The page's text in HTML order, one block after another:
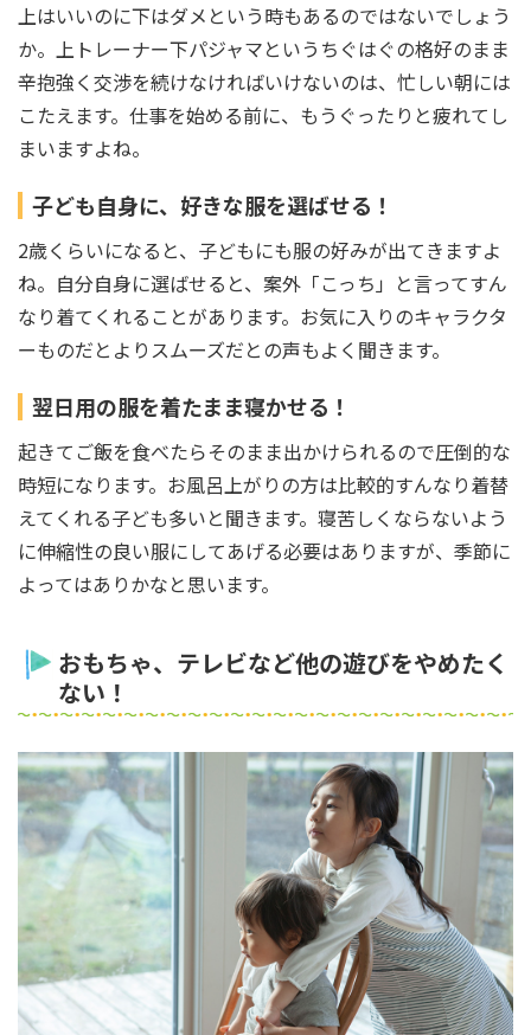
上はいいのに下はダメという時もあるのではないでしょう
か。上トレーナー下パジャマというちぐはぐの格好のまま
辛抱強く交渉を続けなければいけないのは、忙しい朝には
こたえます。仕事を始める前に、もうぐったりと疲れてし
まいますよね。
子ども自身に、好きな服を選ばせる！
2歳くらいになると、子どもにも服の好みが出てきますよ
ね。自分自身に選ばせると、案外「こっち」と言ってすん
なり着てくれることがあります。お気に入りのキャラクタ
ーものだとよりスムーズだとの声もよく聞きます。
翌日用の服を着たまま寝かせる！
起きてご飯を食べたらそのまま出かけられるので圧倒的な
時短になります。お風呂上がりの方は比較的すんなり着替
えてくれる子ども多いと聞きます。寝苦しくならないよう
に伸縮性の良い服にしてあげる必要はありますが、季節に
よってはありかなと思います。
おもちゃ、テレビなど他の遊びをやめたく
ない！